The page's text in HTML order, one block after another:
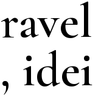
idei